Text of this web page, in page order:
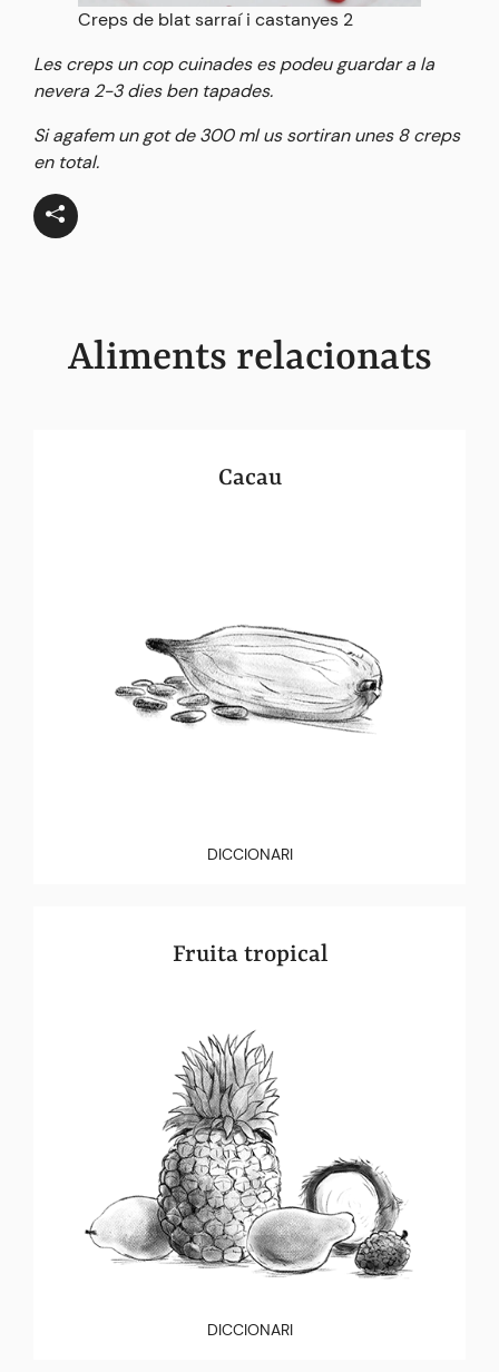
Creps de blat sarraí i castanyes 2
Les creps un cop cuinades es podeu guardar a la
nevera 2-3 dies ben tapades.
Si agafem un got de 300 ml us sortiran unes 8 creps
en total.
Aliments relacionats
Cacau
DICCIONARI
Fruita tropical
DICCIONARI